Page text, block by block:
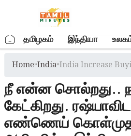
. தமிழகம் இந்தியா
Home»India»India Increase
நீ என்ன சொல்றது..
கேட்கிறது.
எண்ணெய்